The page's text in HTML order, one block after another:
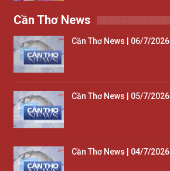
Cần Thơ News
Cần Thơ News | 06/7/2026
Cần Thơ News | 05/7/2026
Cần Thơ News | 04/7/2026